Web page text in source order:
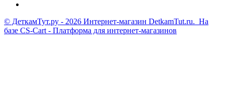
© ДеткамТут.ру - 2026 Интернет-магазин DetkamTut.ru. На
базе CS-Cart - Платформа для интернет-магазинов